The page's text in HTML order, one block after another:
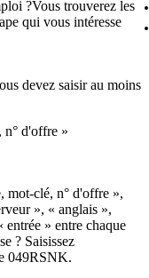
?Vous trouverez les
qui vous intéresse
devez saisir au moins
n° d'offre »
mot-clé, n° d'offre »,
», « anglais »,
entrée » entre chaque
? Saisissez
049RSNK.